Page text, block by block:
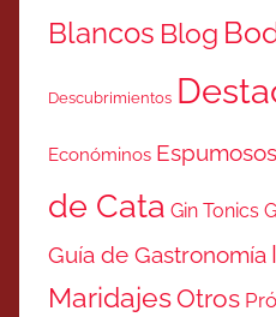
Blancos Blog
Descubrimientos
Económinos Espumosos
de Cata Gin Tonics
Guía de Gastronomía
MaridajesOtros